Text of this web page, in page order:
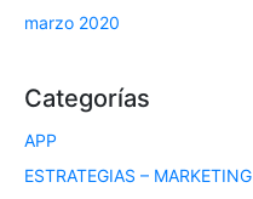
marzo 2020
Categorías
APP
ESTRATEGIAS – MARKETING